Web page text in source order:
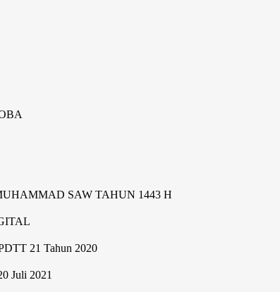
SAW TAHUN 1443 H
21 Tahun 2020
Juli 2021